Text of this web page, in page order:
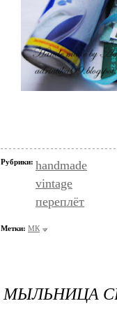
Рубрики: handmade
vintage
переплёт
Метки: МК
МЫЛЬНИЦА